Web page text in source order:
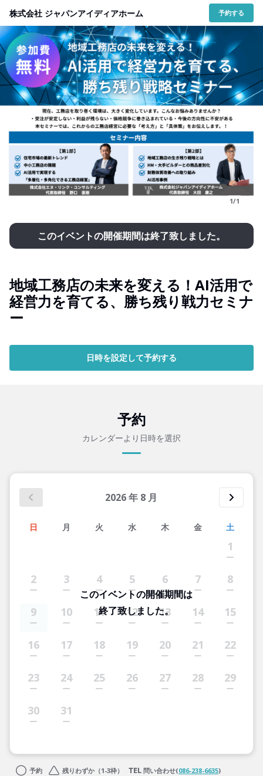
株式会社 ジャパンアイディアホーム 予約する
1/1
このイベントの開催期間は終了致しました。
地域工務店の未来を変える！AI活用で
経営力を育てる、勝ち残り戦力セミナ
ー
日時を設定して予約する
予約
カレンダーより日時を選択
2026年 8 月
日 月 火 水 木 金 土
1
2 3 4 5 6 7 8
9 10 11 12 13 14 15
16 17 18 19 20 21 22
23 24 25 26 27 28 29
30 31
このイベントの開催期間は
終了致しました。
予約 残りわずか（1-3枠） 問い合わせ(086-238-6635)